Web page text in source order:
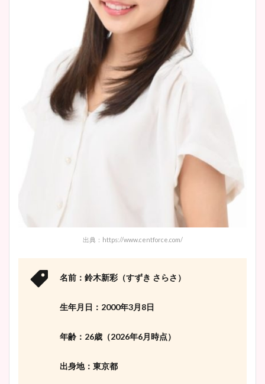
安藤萌々アナのカップ画像や
ニット衣装まとめ！美足の筋
肉も凄い！
ヤバすぎww原因や痩せたダ
イエット方は？昔と現在を画
像比較！
豊島実季アナのカップ画像ま
とめ！美脚や水着姿に年齢も
宇賀神メグアナのニット画像
出典：https://www.centforce.com/
名前：鈴木新彩（すずき さらさ）
生年月日：2000年3月8日
年齢：26歳（2026年6月時点）
出身地：東京都